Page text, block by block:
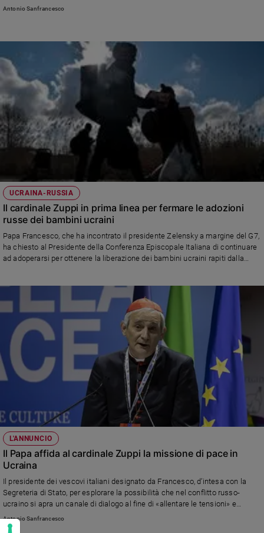
dell’Europa». Poi spiega qual è la missione profonda della Chiesa: «Leggere
senza aggettivi o limiti»
Antonio Sanfrancesco
UCRAINA-RUSSIA
Il cardinale Zuppi in prima linea per fermare le adozioni
russe dei bambini ucraini
Papa Francesco, che ha incontrato il presidente Zelensky a margine del G7,
ha chiesto al Presidente della Conferenza Episcopale Italiana di continuare
ad adoperarsi per ottenere la liberazione dei bambini ucraini rapiti dalla
L'ANNUNCIO
Il Papa affida al cardinale Zuppi la missione di pace in
Ucraina
Il presidente dei vescovi italiani designato da Francesco, d’intesa con la
Segreteria di Stato, per esplorare la possibilità che nel conflitto russo-
ucraino si apra un canale di dialogo al fine di «allentare le tensioni» e
«avviare percorsi di pace». Ancora da definire i dettagli
Antonio Sanfrancesco